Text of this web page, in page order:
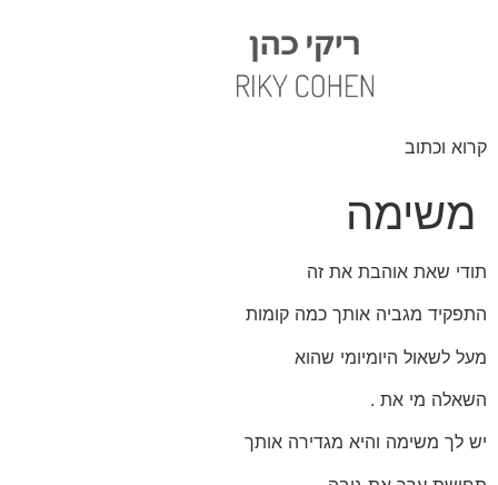
קרוא וכתוב
משימה
תודי שאת אוהבת את זה
התפקיד מגביה אותך כמה קומות
מעל לשאול היומיומי שהוא
השאלה מי את .
יש לך משימה והיא מגדירה אותך